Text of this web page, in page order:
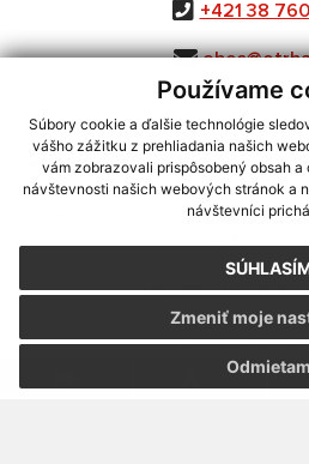
Používame
Súbory cookie a ďalšie technológie
vášho zážitku z prehliadania našich
vám zobrazovali prispôsobený obsah
návštevnosti našich webových stránok a
návštevníci
Odmietam
Zmeniť moje
+421 38
využite možnosť získavania
CMS systém (redakčný) systém
webex.digital, s.r.o.,
Posledná aktualizácia:
Vytlačiť stránku|